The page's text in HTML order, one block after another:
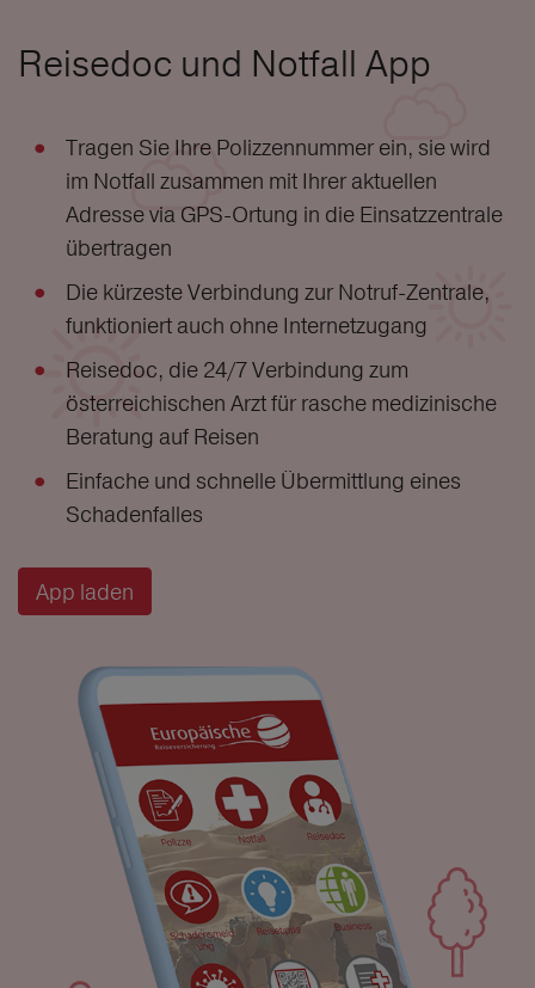
Reisedoc und Notfall App
Tragen Sie Ihre Polizzennummer ein, sie wird
im Notfall zusammen mit Ihrer aktuellen
Adresse via GPS-Ortung in die Einsatzzentrale
übertragen
Die kürzeste Verbindung zur Notruf-Zentrale,
funktioniert auch ohne Internetzugang
Reisedoc, die 24/7 Verbindung zum
österreichischen Arzt für rasche medizinische
Beratung auf Reisen
Einfache und schnelle Übermittlung eines
Schadenfalles
App laden